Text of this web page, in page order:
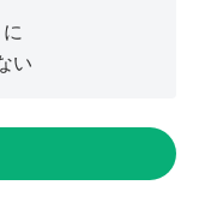
い